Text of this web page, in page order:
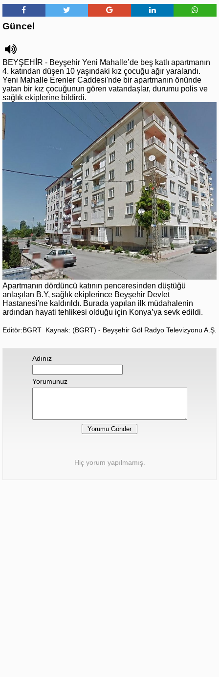
Güncel
BEYŞEHİR - Beyşehir Yeni Mahalle’de beş katlı apartmanın
4. katından düşen 10 yaşındaki kız çocuğu ağır yaralandı.
Yeni Mahalle Erenler Caddesi'nde bir apartmanın önünde
yatan bir kız çocuğunun gören vatandaşlar, durumu polis ve
sağlık ekiplerine bildirdi.
Apartmanın dördüncü katının penceresinden düştüğü
anlaşılan B.Y, sağlık ekiplerince Beyşehir Devlet
Hastanesi'ne kaldırıldı. Burada yapılan ilk müdahalenin
ardından hayati tehlikesi olduğu için Konya’ya sevk edildi.
Editör:BGRT Kaynak: (BGRT) - Beyşehir Göl Radyo Televizyonu A.Ş.
Adınız
Yorumunuz
Hiç yorum yapılmamış.